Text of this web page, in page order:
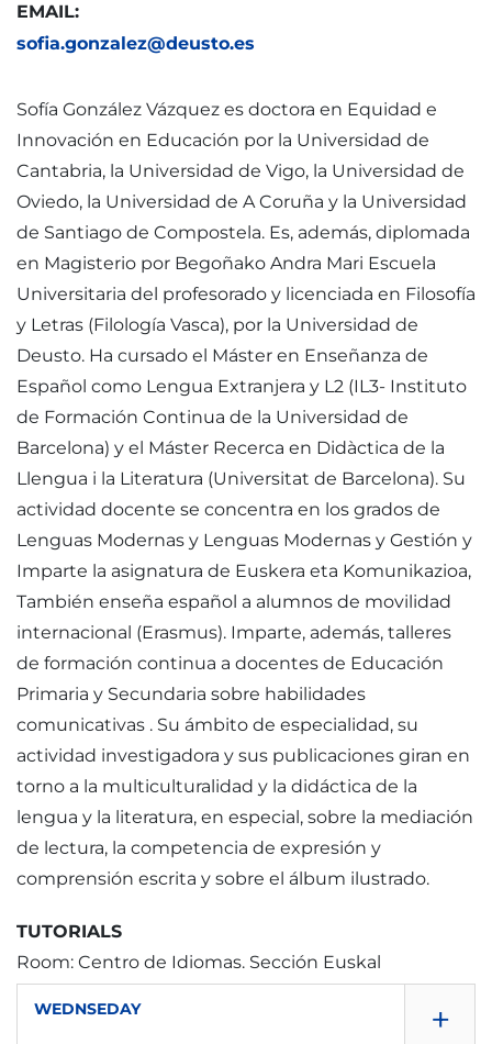
EMAIL:
sofia.gonzalez@deusto.es
Sofía González Vázquez es doctora en Equidad e
Innovación en Educación por la Universidad de
Cantabria, la Universidad de Vigo, la Universidad de
Oviedo, la Universidad de A Coruña y la Universidad
de Santiago de Compostela. Es, además, diplomada
en Magisterio por Begoñako Andra Mari Escuela
Universitaria del profesorado y licenciada en Filosofía
y Letras (Filología Vasca), por la Universidad de
Deusto. Ha cursado el Máster en Enseñanza de
Español como Lengua Extranjera y L2 (IL3- Instituto
de Formación Continua de la Universidad de
Barcelona) y el Máster Recerca en Didàctica de la
Llengua i la Literatura (Universitat de Barcelona). Su
actividad docente se concentra en los grados de
Lenguas Modernas y Lenguas Modernas y Gestión y
Imparte la asignatura de Euskera eta Komunikazioa,
También enseña español a alumnos de movilidad
internacional (Erasmus). Imparte, además, talleres
de formación continua a docentes de Educación
Primaria y Secundaria sobre habilidades
comunicativas . Su ámbito de especialidad, su
actividad investigadora y sus publicaciones giran en
torno a la multiculturalidad y la didáctica de la
lengua y la literatura, en especial, sobre la mediación
de lectura, la competencia de expresión y
comprensión escrita y sobre el álbum ilustrado.
TUTORIALS
Room: Centro de Idiomas. Sección Euskal
WEDNSEDAY +